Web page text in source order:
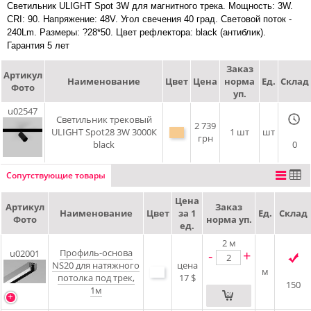
Светильник ULIGHT Spot 3W для магнитного трека. Мощность: 3W.
CRI: 90. Напряжение: 48V. Угол свечения 40 град. Световой поток -
240Lm. Размеры: ?28*50. Цвет рефлектора: black (антиблик).
Гарантия 5 лет
Артикул
Фото
Наименование Цвет Цена
Заказ
норма
уп.
Ед. Склад
u02547
Светильник трековый
ULIGHT Spot28 3W 3000К
black
2 739
грн
1 шт
шт
0
Сопутствующие товары
Артикул
Фото
Наименование Цвет
Цена
за 1
ед.
Заказ
норма уп.
Ед. Склад
u02001
Профиль-основа
NS20 для натяжного
потолка под трек,
1м
цена
17 $
2 м
- +
м
150